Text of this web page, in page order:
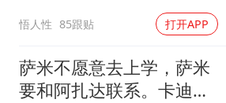
悟人性 85跟贴 打开APP
萨米不愿意去上学，萨米
要和阿扎达联系。卡迪尔